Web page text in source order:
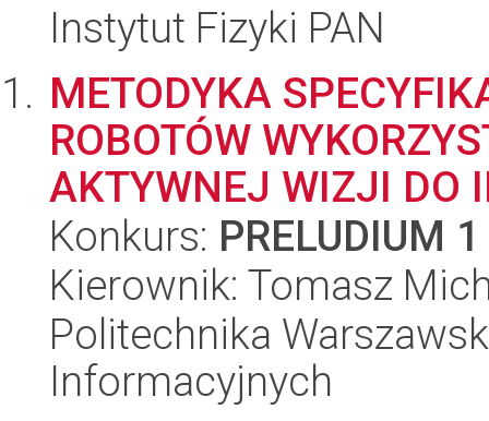
Instytut Fizyki PAN
METODYKA
ROBOTÓW
AKTYWNEJ WIZJI DO
Konkurs: PRELUDIUM 1
Kierownik: Tomasz
Politechnika
Informacyjnych